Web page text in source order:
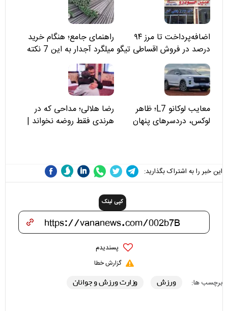
اضافه‌پرداخت تا مرز ۹۴
درصد در فروش اقساطی تیگو
۸؛ مسئولان «مبین خودرو» را
نمی‌بینند؟
راهنمای جامع؛ هنگام خرید
میلگرد آجدار به این 7 نکته
توجه کنید
معایب لوکانو L7؛ ظاهر
لوکس، دردسرهای پنهان
رضا هلالی؛ مداحی که در
هرندی فقط روضه نخواند |
این خبر را به اشتراک بگذارید:
کپی لینک
پسندیدم
گزارش خطا
برچسب ها: ورزش وزارت ورزش و جوانان